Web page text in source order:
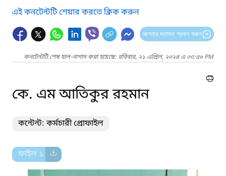
এই কনটেন্টটি শেয়ার করতে ক্লিক করুন
আপনার মতামত প্রদান করুন
কনটেন্টটি শেষ হাল-নাগাদ করা হয়েছে: রবিবার, ২১ এপ্রিল, ২০২৪ এ ০৩:৫৬ PM
কে. এম আতিকুর রহমান
কন্টেন্ট: কর্মচারী প্রোফাইল
ফাইল ১